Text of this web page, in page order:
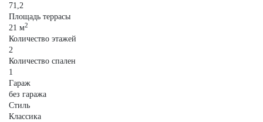
71,2
Площадь террасы
21 м2
Количество этажей
2
Количество спален
1
Гараж
без гаража
Стиль
Классика